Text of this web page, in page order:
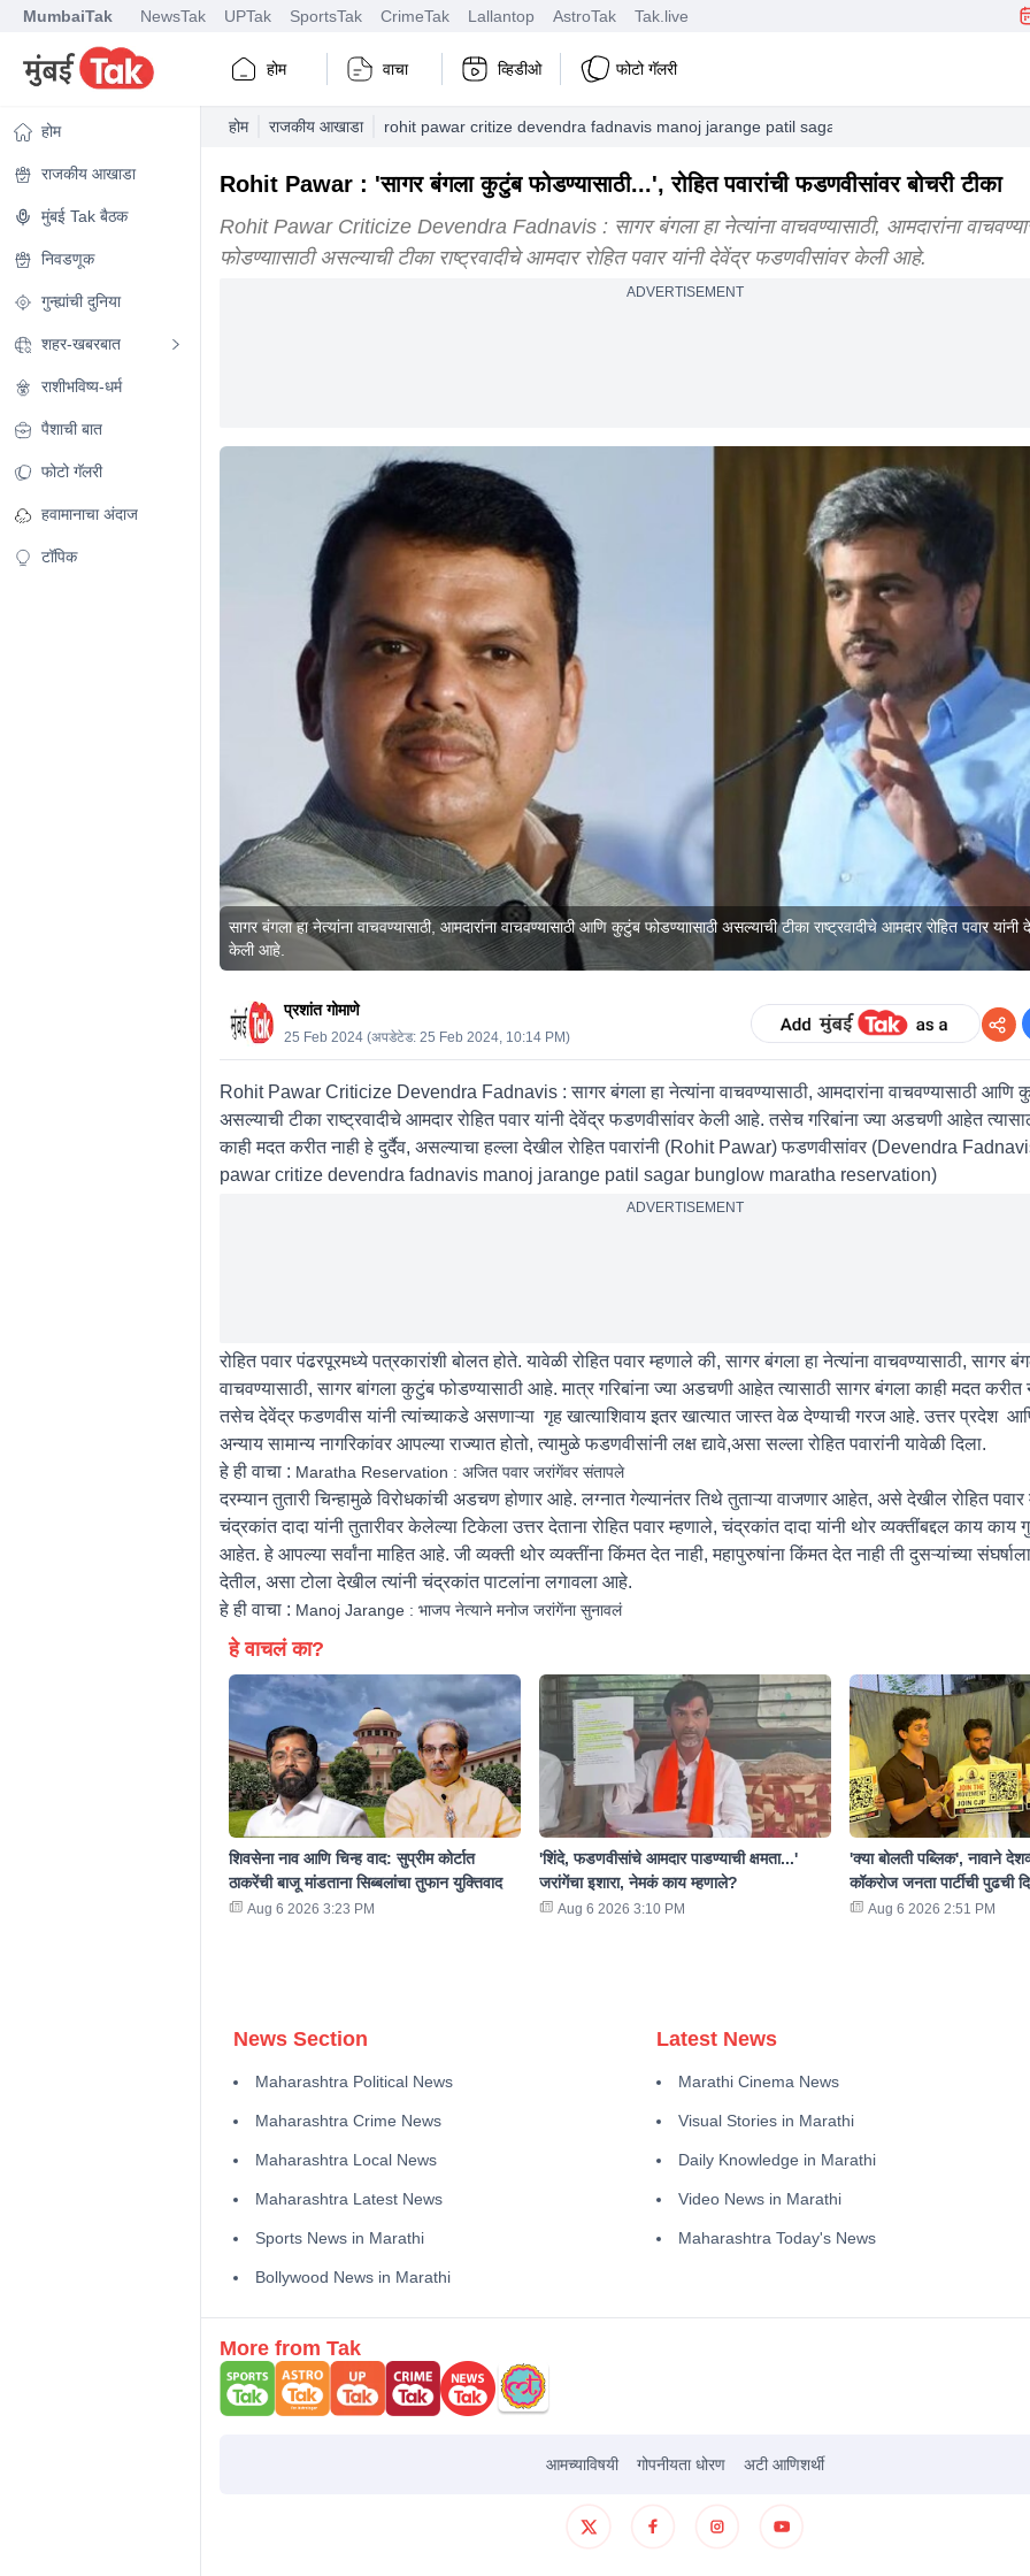
MumbaiTak NewsTak UPTak SportsTak CrimeTak Lallantop AstroTak Tak.live
होम वाचा व्हिडीओ फोटो गॅलरी
होम
राजकीय आखाडा
मुंबई Tak बैठक
निवडणूक
गुन्ह्यांची दुनिया
शहर-खबरबात
राशीभविष्य-धर्म
पैशाची बात
फोटो गॅलरी
हवामानाचा अंदाज
टॉपिक
होम राजकीय आखाडा rohit pawar critize devendra fadnavis manoj jarange patil sagar bunglow maratha
Rohit Pawar : 'सागर बंगला कुटुंब फोडण्यासाठी...', रोहित पवारांची फडणवीसांवर बोचरी टीका
Rohit Pawar Criticize Devendra Fadnavis : सागर बंगला हा नेत्यांना वाचवण्यासाठी, आमदारांना
फोडण्याासाठी असल्याची टीका राष्ट्रवादीचे आमदार रोहित पवार यांनी देवेंद्र फडणवीसांवर केली आहे.
ADVERTISEMENT
सागर बंगला हा नेत्यांना वाचवण्यासाठी, आमदारांना वाचवण्यासाठी आणि कुटुंब फोडण्याासाठी असल्याची टीका राष्ट्रवादीचे आमदार रोहित पवार
केली आहे.
प्रशांत गोमाणे
25 Feb 2024(अपडेटेड: 25 Feb 2024, 10:14 PM)
Rohit Pawar Criticize Devendra Fadnavis : सागर बंगला हा नेत्यांना वाचवण्यासाठी, आमदारांना वाचवण्यासाठी आणि
असल्याची टीका राष्ट्रवादीचे आमदार रोहित पवार यांनी देवेंद्र फडणवीसांवर केली आहे. तसेच गरिबांना ज्या अडचणी आहेत
काही मदत करीत नाही हे दुर्दैव, असल्याचा हल्ला देखील रोहित पवारांनी (Rohit Pawar) फडणवीसांवर (Devendra
pawar critize devendra fadnavis manoj jarange patil sagar bunglow maratha reservation)
ADVERTISEMENT
रोहित पवार पंढरपूरमध्ये पत्रकारांशी बोलत होते. यावेळी रोहित पवार म्हणाले की, सागर बंगला हा नेत्यांना वाचवण्यासाठी, सागर
वाचवण्यासाठी, सागर बांगला कुटुंब फोडण्यासाठी आहे. मात्र गरिबांना ज्या अडचणी आहेत त्यासाठी सागर बंगला काही मदत करीत
तसेच देवेंद्र फडणवीस यांनी त्यांच्याकडे असणाऱ्या गृह खात्याशिवाय इतर खात्यात जास्त वेळ देण्याची गरज आहे. उत्तर प्रदेश आणि
अन्याय सामान्य नागरिकांवर आपल्या राज्यात होतो, त्यामुळे फडणवीसांनी लक्ष द्यावे,असा सल्ला रोहित पवारांनी यावेळी दिला.
हे ही वाचा : Maratha Reservation : अजित पवार जरांगेंवर संतापले
दरम्यान तुतारी चिन्हामुळे विरोधकांची अडचण होणार आहे. लग्नात गेल्यानंतर तिथे तुताऱ्या वाजणार आहेत, असे देखील रोहित
चंद्रकांत दादा यांनी तुतारीवर केलेल्या टिकेला उत्तर देताना रोहित पवार म्हणाले, चंद्रकांत दादा यांनी थोर व्यक्तींबद्दल काय काय
आहेत. हे आपल्या सर्वांना माहित आहे. जी व्यक्ती थोर व्यक्तींना किंमत देत नाही, महापुरुषांना किंमत देत नाही ती दुसऱ्यांच्या
देतील, असा टोला देखील त्यांनी चंद्रकांत पाटलांना लगावला आहे.
हे ही वाचा : Manoj Jarange : भाजप नेत्याने मनोज जरांगेंना सुनावलं
हे वाचलं का?
शिवसेना नाव आणि चिन्ह वाद: सुप्रीम कोर्टात
ठाकरेंची बाजू मांडताना सिब्बलांचा तुफान युक्तिवाद
Aug 6 2026 3:23 PM
'शिंदे, फडणवीसांचे आमदार पाडण्याची क्षमता...'
जरांगेंचा इशारा, नेमकं काय म्हणाले?
Aug 6 2026 3:10 PM
'क्या बोलती पब्लिक', नावाने
कॉकरोज जनता पार्टीची पुढची
Aug 6 2026 2:51 PM
News Section
Maharashtra Political News
Maharashtra Crime News
Maharashtra Local News
Maharashtra Latest News
Sports News in Marathi
Bollywood News in Marathi
Latest News
Marathi Cinema News
Visual Stories in Marathi
Daily Knowledge in Marathi
Video News in Marathi
Maharashtra Today's News
More from Tak
आमच्याविषयी गोपनीयता धोरण अटी आणिशर्थी